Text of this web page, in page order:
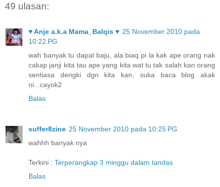
49 ulasan:
♥ Anje a.k.a Mama_Balqis ♥ 25 November 2010 pada
10:22 PG
wah banyak tu dapat baju, ala biaq pi la kak ape orang nak
cakap janji kita tau ape yang kita wat tu tak salah kan orang
sentiasa dengki dgn kita kan, suka baca blog akak
ni...cayok2
Balas
suffer8zine 25 November 2010 pada 10:25 PG
wahhh banyak nya
Terkini : Terperangkap 3 minggu dalam tandas
Balas